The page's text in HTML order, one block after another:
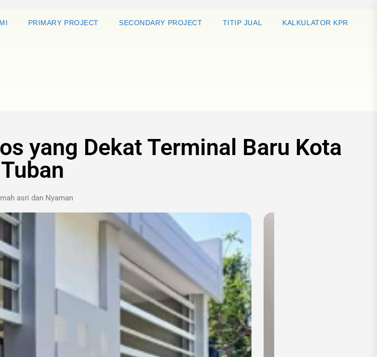
PRIMARY PROJECT SECONDARY PROJECT TITIP JUAL KALKULATOR KPR
yang Dekat Terminal Baru Kota
Tuban
asri dan Nyaman